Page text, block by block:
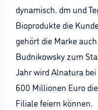
dynamisch. dm und
Bioprodukte die
gehört die Marke
Budnikowsky zum
Jahr wird Alnatura
600 Millionen Euro
Filiale feiern können.